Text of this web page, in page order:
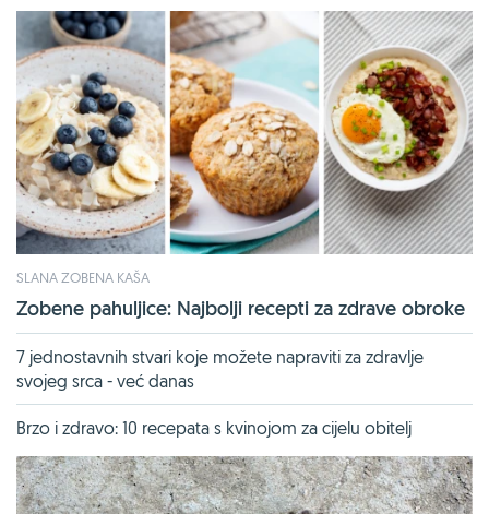
SLANA ZOBENA KAŠA
Zobene pahuljice: Najbolji recepti za zdrave obroke
7 jednostavnih stvari koje možete napraviti za zdravlje
svojeg srca - već danas
Brzo i zdravo: 10 recepata s kvinojom za cijelu obitelj